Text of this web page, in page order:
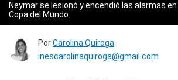
Neymar se lesionó y encendió las alarmas
Copa del Mundo.
PorCarolina Quiroga
inescarolinaquiroga@gmail.com